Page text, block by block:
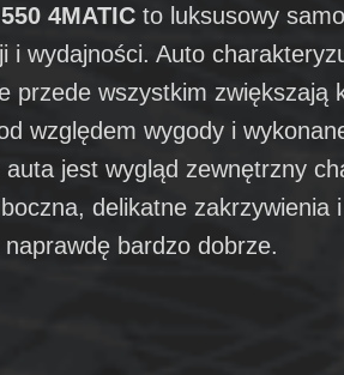
4MATICto luksusowy
i wydajności. Auto
przede wszystkim zwiększają
względem wygody i
jest wygląd zewnętrzny
delikatne zakrzywienia
bardzo dobrze.